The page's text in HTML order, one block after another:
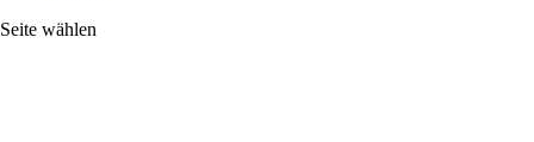
Seite wählen